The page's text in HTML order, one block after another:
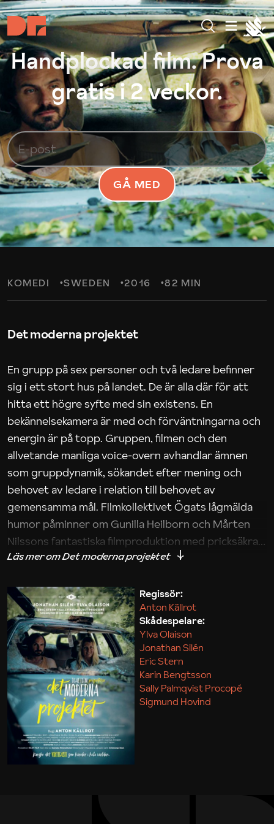
Handplockad film. Prova
gratis i 2 veckor.
GÅ MED
KOMEDI SWEDEN 2016 82 MIN
Det moderna projektet
En grupp på sex personer och två ledare befinner
sig i ett stort hus på landet. De är alla där för att
hitta ett högre syfte med sin existens. En
bekännelsekamera är med och förväntningarna och
energin är på topp. Gruppen, filmen och den
allvetande manliga voice-overn avhandlar ämnen
som gruppdynamik, sökandet efter mening och
behovet av ledare i relation till behovet av
gemensamma mål. Filmkollektivet Ögats lågmälda
humor påminner om Gunilla Heilborn och Mårten
Nilssons fantastiska filmproduktion med pricksäkra
iakttagelser om hur svårt det kan vara att omsätta
Maja Kekonius
Regissör:
Anton Källrot
Skådespelare:
Ylva Olaison
Jonathan Silén
Eric Stern
Karin Bengtsson
Sally Palmqvist Procopé
Sigmund Hovind